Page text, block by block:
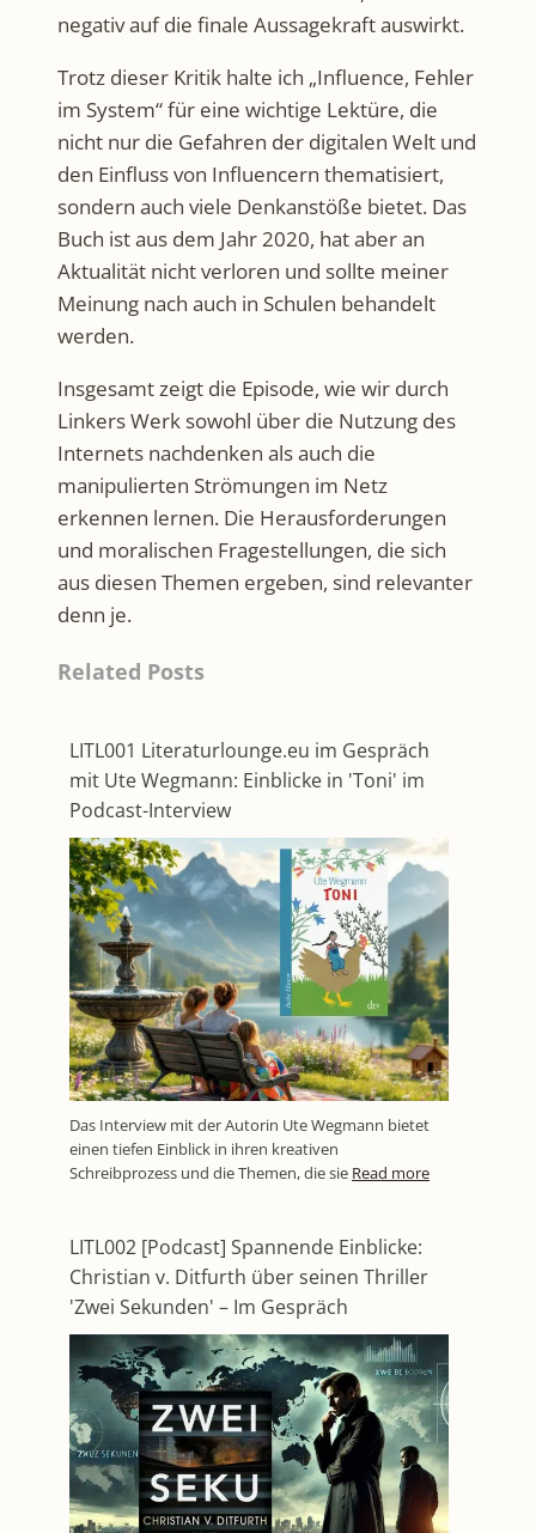
negativ auf die finale Aussagekraft auswirkt.
Trotz dieser Kritik halte ich „Influence, Fehler
im System“ für eine wichtige Lektüre, die
nicht nur die Gefahren der digitalen Welt und
den Einfluss von Influencern thematisiert,
sondern auch viele Denkanstöße bietet. Das
Buch ist aus dem Jahr 2020, hat aber an
Aktualität nicht verloren und sollte meiner
Meinung nach auch in Schulen behandelt
werden.
Insgesamt zeigt die Episode, wie wir durch
Linkers Werk sowohl über die Nutzung des
Internets nachdenken als auch die
manipulierten Strömungen im Netz
erkennen lernen. Die Herausforderungen
und moralischen Fragestellungen, die sich
aus diesen Themen ergeben, sind relevanter
denn je.
Related Posts
LITL001 Literaturlounge.eu im Gespräch
mit Ute Wegmann: Einblicke in 'Toni' im
Podcast-Interview
Das Interview mit der Autorin Ute Wegmann bietet
einen tiefen Einblick in ihren kreativen
Schreibprozess und die Themen, die sie Read more
LITL002 [Podcast] Spannende Einblicke:
Christian v. Ditfurth über seinen Thriller
'Zwei Sekunden' – Im Gespräch